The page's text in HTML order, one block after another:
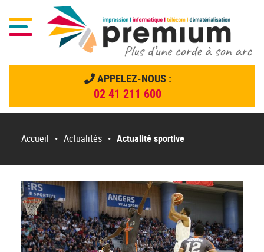
APPELEZ-NOUS :
02 41 211 600
Passer
contenu
Menu principal
Menu
Accueil • Actualités • Actualité sportive